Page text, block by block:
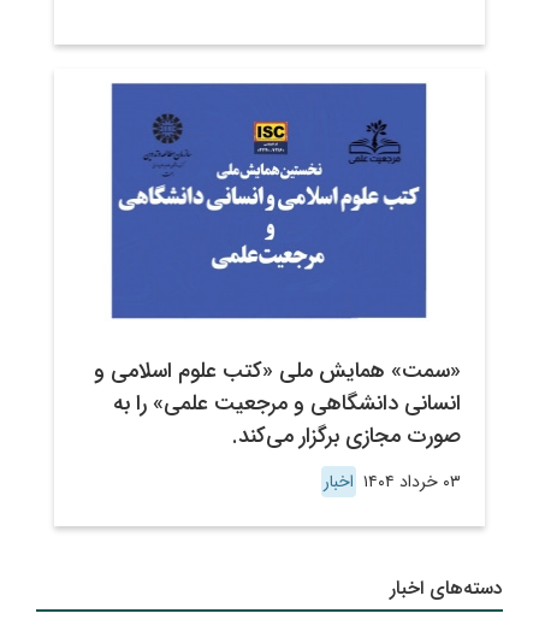
«سمت» همایش ملی «کتب علوم اسلامی و
انسانی دانشگاهی و مرجعیت علمی» را به
صورت مجازی برگزار می‌کند.
۰۳ خرداد ۱۴۰۴ اخبار
دسته‌های اخبار